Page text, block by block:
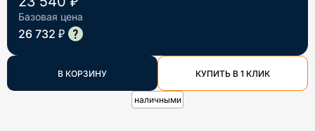
Базовая цена
26 732 ₽
В КОРЗИНУ КУПИТЬ В 1 КЛИК
наличными